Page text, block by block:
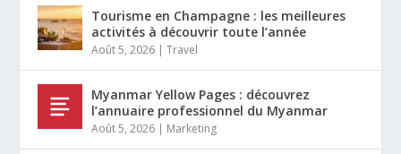
Tourisme en Champagne : les meilleures
activités à découvrir toute l’année
Août 5, 2026 |Travel
Myanmar Yellow Pages : découvrez
l’annuaire professionnel du Myanmar
Août 5, 2026 | Marketing